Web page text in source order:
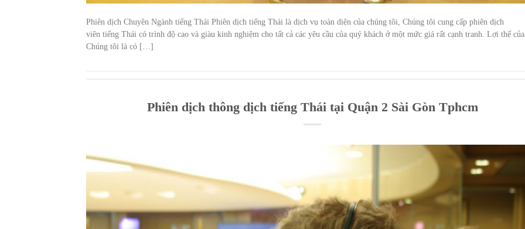
Phiên dịch Chuyên Ngành tiếng Thái Phiên dịch tiếng Thái là dịch vụ toàn diện của chúng tôi, Chúng tôi cung cấp phiên dịch
viên tiếng Thái có trình độ cao và giàu kinh nghiệm cho tất cả các yêu cầu của quý khách ở một mức giá rất cạnh tranh. Lợi thế của
Chúng tôi là có […]
Phiên dịch thông dịch tiếng Thái tại Quận 2 Sài Gòn Tphcm